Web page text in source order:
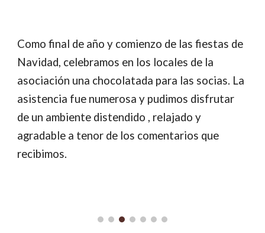
Como final de año y comienzo de las fiestas de
Navidad, celebramos en los locales de la
asociación una chocolatada para las socias. La
asistencia fue numerosa y pudimos disfrutar
de un ambiente distendido , relajado y
agradable a tenor de los comentarios que
recibimos.